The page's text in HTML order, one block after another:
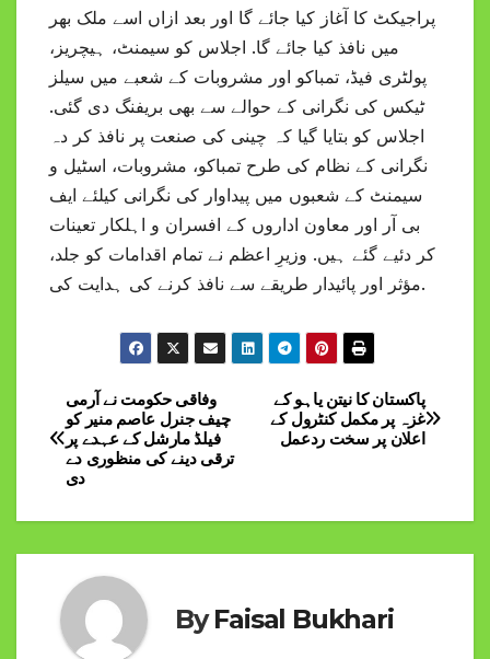
پراجیکٹ کا آغاز کیا جائے گا اور بعد ازاں اسے ملک بھر
میں نافذ کیا جائے گا. اجلاس کو سیمنٹ، ہیچریز،
پولٹری فیڈ، تمباکو اور مشروبات کے شعبے میں سیلز
ٹیکس کی نگرانی کے حوالے سے بھی بریفنگ دی گئی.
اجلاس کو بتایا گیا کہ چینی کی صنعت پر نافذ کر دہ
نگرانی کے نظام کی طرح تمباکو، مشروبات، اسٹیل و
سیمنٹ کے شعبوں میں پیداوار کی نگرانی کیلئے ایف
بی آر اور معاون اداروں کے افسران و اہلکار تعینات
کر دئیے گئے ہیں. وزیرِ اعظم نے تمام اقدامات کو جلد،
مؤثر اور پائیدار طریقے سے نافذ کرنے کی ہدایت کی.
Post
navigation
پاکستان کا نیتن یاہو کے
غزہ پر مکمل کنٹرول کے
اعلان پر سخت ردعمل
وفاقی حکومت نے آرمی
چیف جنرل عاصم منیر کو
فیلڈ مارشل کے عہدے پر
ترقی دینے کی منظوری دے
دی
ByFaisal Bukhari